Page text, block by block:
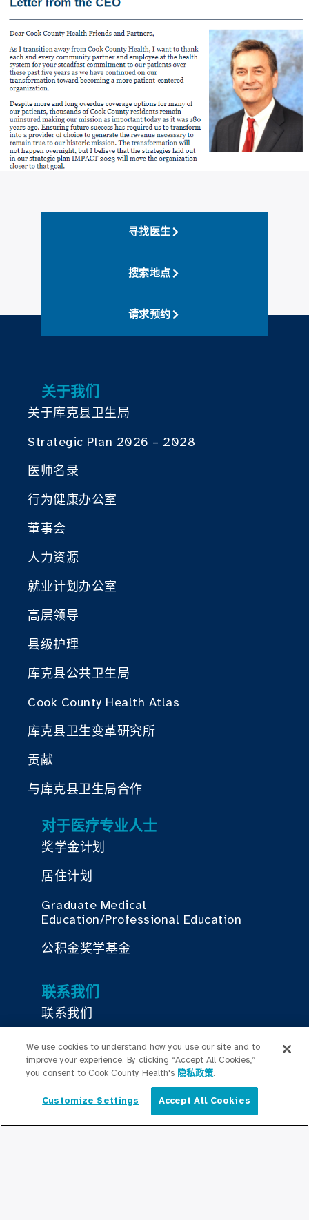
寻找医生
搜索地点
请求预约
关于我们
关于库克县卫生局
Strategic Plan 2026 – 2028
医师名录
行为健康办公室
董事会
人力资源
就业计划办公室
高层领导
县级护理
库克县公共卫生局
Cook County Health Atlas
库克县卫生变革研究所
贡献
与库克县卫生局合作
对于医疗专业人士
奖学金计划
居住计划
Graduate Medical
Education/Professional Education
公积金奖学基金
联系我们
联系我们
保持更新
简体中文
We use cookies to understand how you use our site and to
improve your experience. By clicking “Accept All Cookies,”
you consent to Cook County Health's 隐私政策.
Customize Settings Accept All Cookies